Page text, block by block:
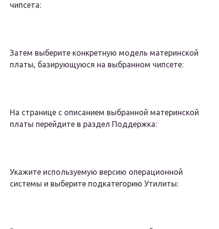
чипсета:
Затем выберите конкретную модель материнской
платы, базирующуюся на выбранном чипсете:
На странице с описанием выбранной материнской
платы перейдите в раздел Поддержка:
Укажите используемую версию операционной
системы и выберите подкатегорию Утилиты: